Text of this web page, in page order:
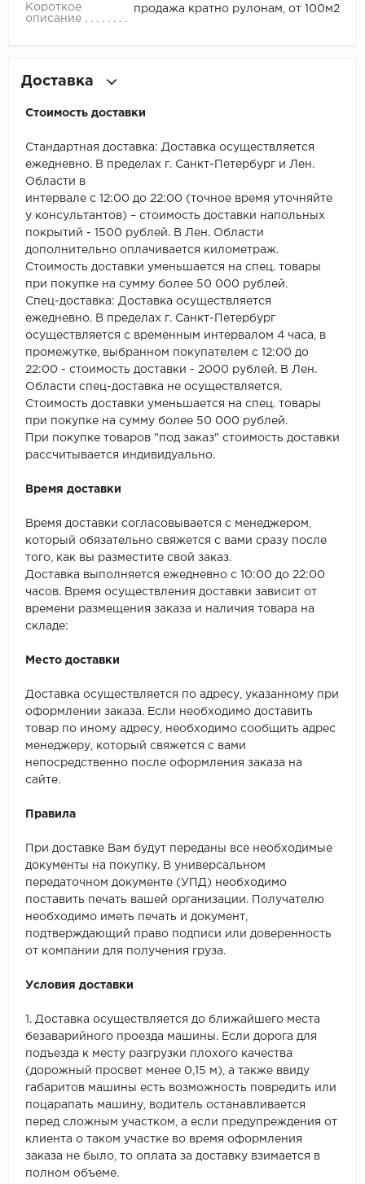
Primavera
SPC
SPC Alta Step
SPC Betta
SPC DEW
SPC Ideal Flooring
SPC Kronostep
SPC Promo
Tarkett
Wonderful Vinyl
Короткое
описание
продажа кратно рулонам, от 100м2
Доставка
Стоимость доставки
Стандартная доставка: Доставка осуществляется
ежедневно. В пределах г. Санкт-Петербург и Лен.
Области в
интервале с 12:00 до 22:00 (точное время уточняйте
у консультантов) – стоимость доставки напольных
покрытий - 1500 рублей. В Лен. Области
дополнительно оплачивается километраж.
Стоимость доставки уменьшается на спец. товары
при покупке на сумму более 50 000 рублей.
Спец-доставка: Доставка осуществляется
ежедневно. В пределах г. Санкт-Петербург
осуществляется с временным интервалом 4 часа, в
промежутке, выбранном покупателем с 12:00 до
22:00 - стоимость доставки - 2000 рублей. В Лен.
Области спец-доставка не осуществляется.
Стоимость доставки уменьшается на спец. товары
при покупке на сумму более 50 000 рублей.
При покупке товаров "под заказ" стоимость доставки
рассчитывается индивидуально.
Время доставки
Время доставки согласовывается с менеджером,
который обязательно свяжется с вами сразу после
того, как вы разместите свой заказ.
Доставка выполняется ежедневно с 10:00 до 22:00
часов. Время осуществления доставки зависит от
времени размещения заказа и наличия товара на
складе:
Место доставки
Доставка осуществляется по адресу, указанному при
оформлении заказа. Если необходимо доставить
товар по иному адресу, необходимо сообщить адрес
менеджеру, который свяжется с вами
непосредственно после оформления заказа на
сайте.
Правила
При доставке Вам будут переданы все необходимые
документы на покупку. В универсальном
передаточном документе (УПД) необходимо
поставить печать вашей организации. Получателю
необходимо иметь печать и документ,
подтверждающий право подписи или доверенность
от компании для получения груза.
Условия доставки
1. Доставка осуществляется до ближайшего места
безаварийного проезда машины. Если дорога для
подъезда к месту разгрузки плохого качества
(дорожный просвет менее 0,15 м), а также ввиду
габаритов машины есть возможность повредить или
поцарапать машину, водитель останавливается
перед сложным участком, а если предупреждения от
клиента о таком участке во время оформления
заказа не было, то оплата за доставку взимается в
полном объеме.